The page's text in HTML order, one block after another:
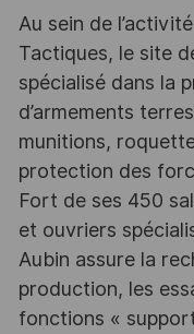
Au sein de
Tactiques, le site
spécialisé dans la
d’armements
munitions,
protection des
Fort de ses 450
et ouvriers
Aubin assure la
production, les
fonctions «